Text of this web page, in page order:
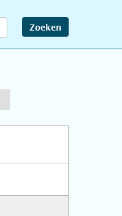
Zoeken